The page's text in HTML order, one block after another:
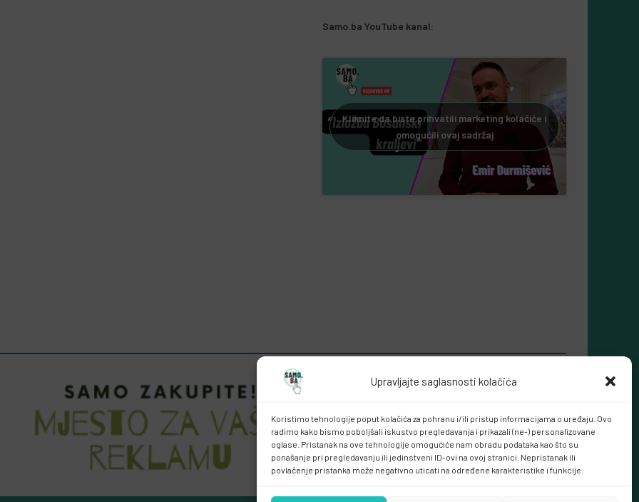
Upravljajte saglasnosti kolačića
Koristimo tehnologije poput kolačića za pohranu i/ili pristup informacijama o uređaju. Ovo
radimo kako bismo poboljšali iskustvo pregledavanja i prikazali (ne-) personalizovane
oglase. Pristanak na ove tehnologije omogućiće nam obradu podataka kao što su
ponašanje pri pregledavanju ili jedinstveni ID-ovi na ovoj stranici. Nepristanak ili
povlačenje pristanka može negativno uticati na određene karakteristike i funkcije.
Samo.ba YouTube kanal:
Kliknite da biste prihvatili marketing kolačiće i
omogućili ovaj sadržaj